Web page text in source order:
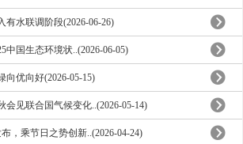
有水联调阶段(2026-06-26)
中国生态环境状..(2026-06-05)
向优向好(2026-05-15)
会见联合国气候变化..(2026-05-14)
，乘节日之势创新..(2026-04-24)